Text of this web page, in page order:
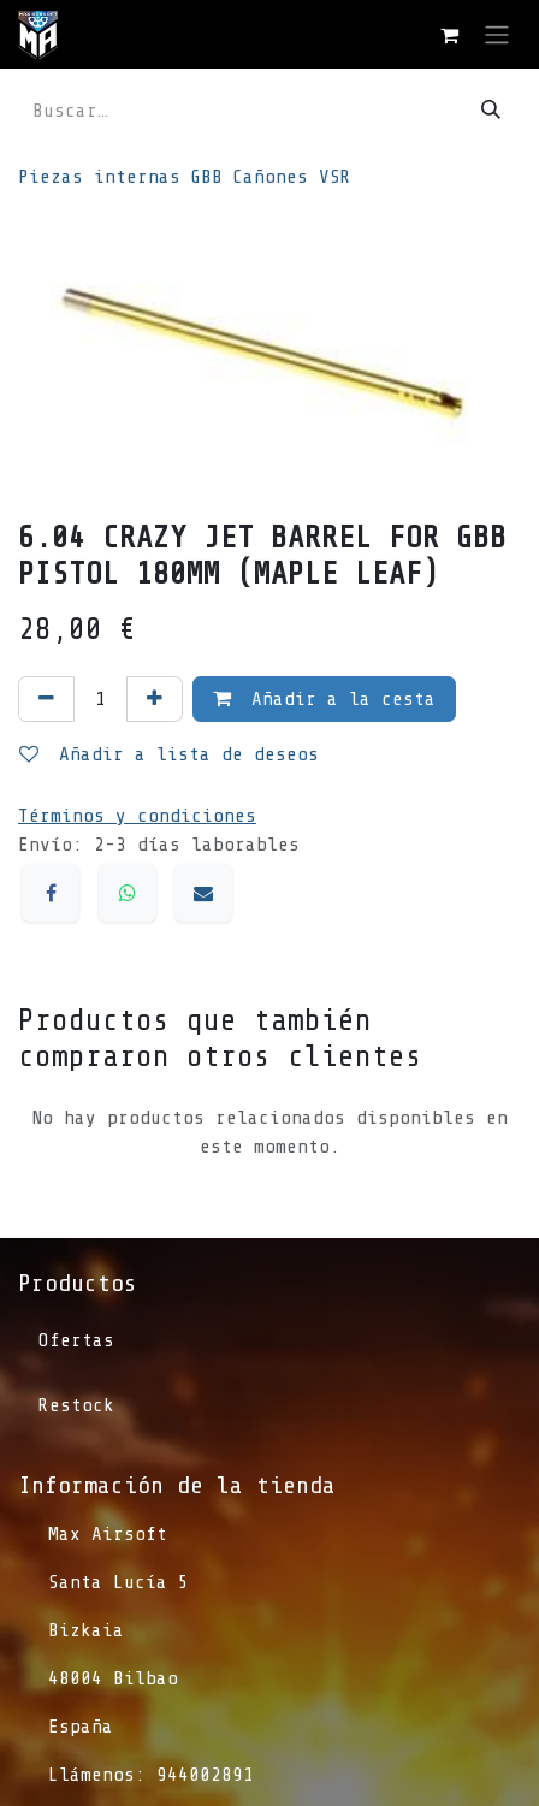
Ir al contenido
Piezas internas GBB Cañones VSR
6.04 CRAZY JET BARREL FOR GBB
PISTOL 180MM (MAPLE LEAF)
28,00
€
Añadir a la cesta
Añadir a lista de deseos
Términos y condiciones
Envío: 2-3 días laborables
Productos que también
compraron otros clientes
No hay productos relacionados disponibles en
este momento.
Productos
Ofertas
Restock
Información de la tienda​
​Max Airsoft
​Santa Lucía 5
​Bizkaia
​48004 Bilbao
​España
​Llámenos: 944002891